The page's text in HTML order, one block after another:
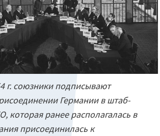
г. союзники подписывают
Германии в штаб-
которая ранее располагалась в
присоединилась к